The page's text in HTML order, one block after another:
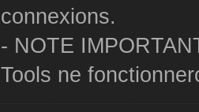
connexions.
- NOTE
Tools ne